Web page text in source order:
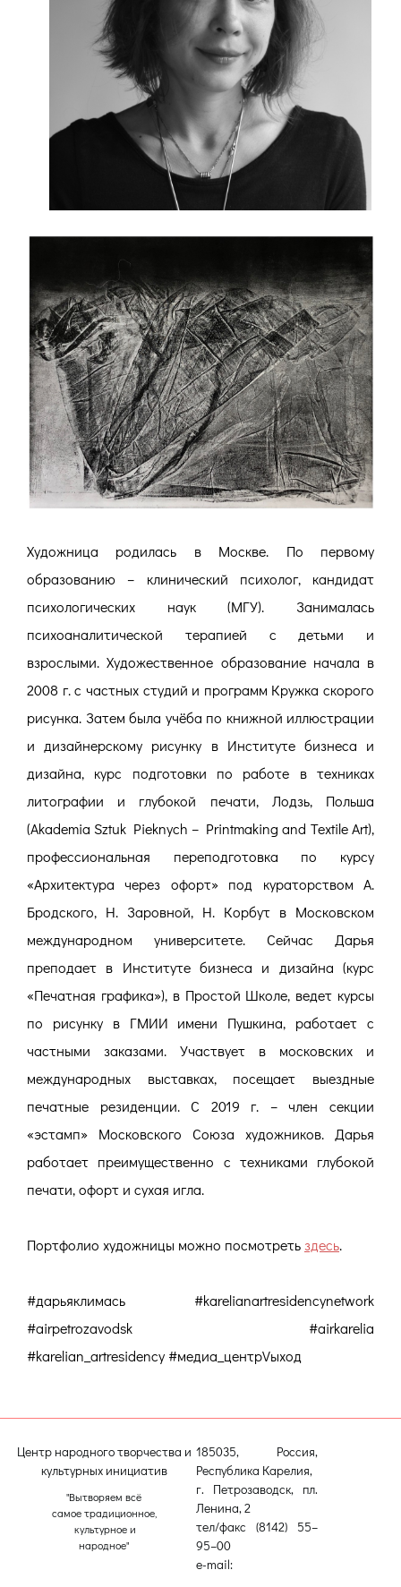
Художница родилась в Москве. По первому
образованию – клинический психолог, кандидат
психологических наук (МГУ). Занималась
психоаналитической терапией с детьми и
взрослыми. Художественное образование начала в
2008 г. с частных студий и программ Кружка скорого
рисунка. Затем была учёба по книжной иллюстрации
и дизайнерскому рисунку в Институте бизнеса и
дизайна, курс подготовки по работе в техниках
литографии и глубокой печати, Лодзь, Польша
(Akademia Sztuk Pieknych – Printmaking and Textile Art),
профессиональная переподготовка по курсу
«Архитектура через офорт» под кураторством А.
Бродского, Н. Заровной, Н. Корбут в Московском
международном университете. Сейчас Дарья
преподает в Институте бизнеса и дизайна (курс
«Печатная графика»), в Простой Школе, ведет курсы
по рисунку в ГМИИ имени Пушкина, работает с
частными заказами. Участвует в московских и
международных выставках, посещает выездные
печатные резиденции. C 2019 г. – член секции
«эстамп» Московского Союза художников. Дарья
работает преимущественно с техниками глубокой
печати, офорт и сухая игла.
Портфолио художницы можно посмотреть здесь.
#дарьяклимась #karelianartresidencynetwork
#airpetrozavodsk #airkarelia
#karelian_artresidency #медиа_центрVыход
Центр народного творчества и
культурных инициатив
"Вытворяем всё
самое традиционное,
культурное и
народное"
185035, Россия,
Республика Карелия,
г. Петрозаводск, пл.
Ленина, 2
тел/факс (8142) 55–
95–00
e-mail: